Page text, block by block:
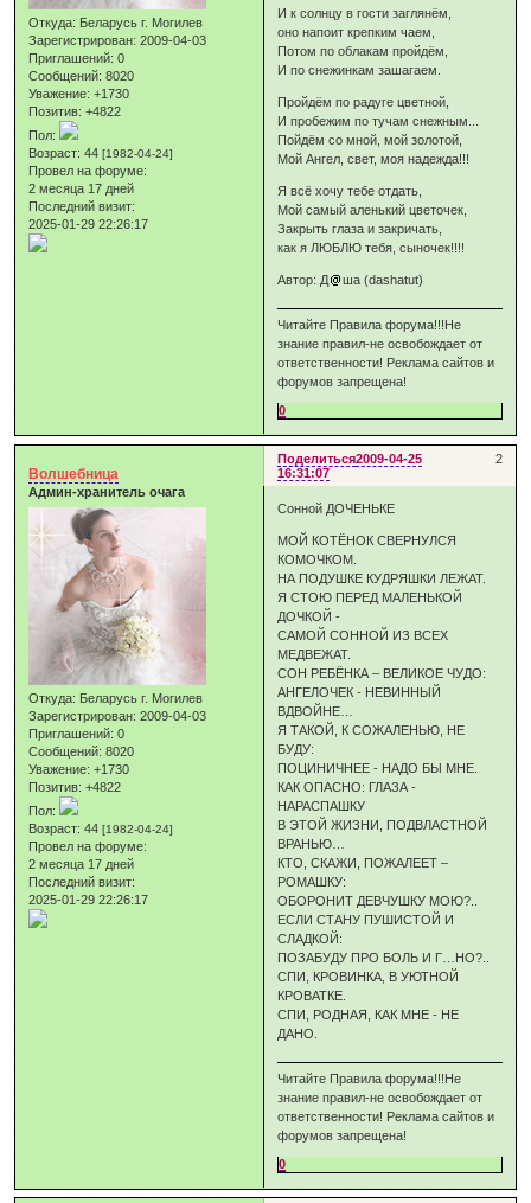
Откуда: Беларусь г. Могилев
Зарегистрирован: 2009-04-03
Приглашений: 0
Сообщений: 8020
Уважение: +1730
Позитив: +4822
Пол:
Возраст: 44[1982-04-24]
Провел на форуме:
2 месяца 17 дней
Последний визит:
2025-01-29 22:26:17
И к солнцу в гости заглянём,
оно напоит крепким чаем,
Потом по облакам пройдём,
И по снежинкам зашагаем.
Пройдём по радуге цветной,
И пробежим по тучам снежным...
Пойдём со мной, мой золотой,
Мой Ангел, свет, моя надежда!!!
Я всё хочу тебе отдать,
Мой самый аленький цветочек,
Закрыть глаза и закричать,
как я ЛЮБЛЮ тебя, сыночек!!!!
Автор: Д ша (dashatut)
Читайте Правила форума!!!Не
знание правил-не освобождает от
ответственности! Реклама сайтов и
форумов запрещена!
0
Поделиться 2
2009-04-25
16:31:07
Волшебница
Админ-хранитель очага
Откуда: Беларусь г. Могилев
Зарегистрирован: 2009-04-03
Приглашений: 0
Сообщений: 8020
Уважение: +1730
Позитив: +4822
Пол:
Возраст: 44[1982-04-24]
Провел на форуме:
2 месяца 17 дней
Последний визит:
2025-01-29 22:26:17
Сонной ДОЧЕНЬКЕ
МОЙ КОТЁНОК СВЕРНУЛСЯ
КОМОЧКОМ.
НА ПОДУШКЕ КУДРЯШКИ ЛЕЖАТ.
Я СТОЮ ПЕРЕД МАЛЕНЬКОЙ
ДОЧКОЙ -
САМОЙ СОННОЙ ИЗ ВСЕХ
МЕДВЕЖАТ.
СОН РЕБЁНКА – ВЕЛИКОЕ ЧУДО:
АНГЕЛОЧЕК - НЕВИННЫЙ
ВДВОЙНЕ…
Я ТАКОЙ, К СОЖАЛЕНЬЮ, НЕ
БУДУ:
ПОЦИНИЧНЕЕ - НАДО БЫ МНЕ.
КАК ОПАСНО: ГЛАЗА -
НАРАСПАШКУ
В ЭТОЙ ЖИЗНИ, ПОДВЛАСТНОЙ
ВРАНЬЮ…
КТО, СКАЖИ, ПОЖАЛЕЕТ –
РОМАШКУ:
ОБОРОНИТ ДЕВЧУШКУ МОЮ?..
ЕСЛИ СТАНУ ПУШИСТОЙ И
СЛАДКОЙ:
ПОЗАБУДУ ПРО БОЛЬ И Г…НО?..
СПИ, КРОВИНКА, В УЮТНОЙ
КРОВАТКЕ.
СПИ, РОДНАЯ, КАК МНЕ - НЕ
ДАНО.
Читайте Правила форума!!!Не
знание правил-не освобождает от
ответственности! Реклама сайтов и
форумов запрещена!
0